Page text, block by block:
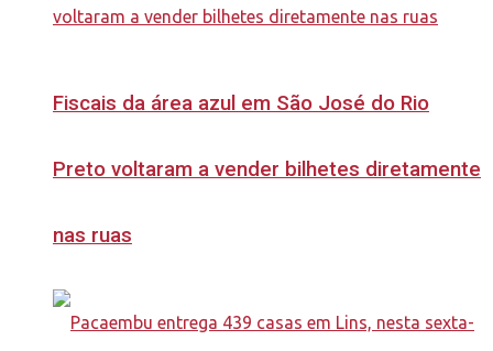
Fiscais da área azul em São José do Rio
Preto voltaram a vender bilhetes diretamente
nas ruas